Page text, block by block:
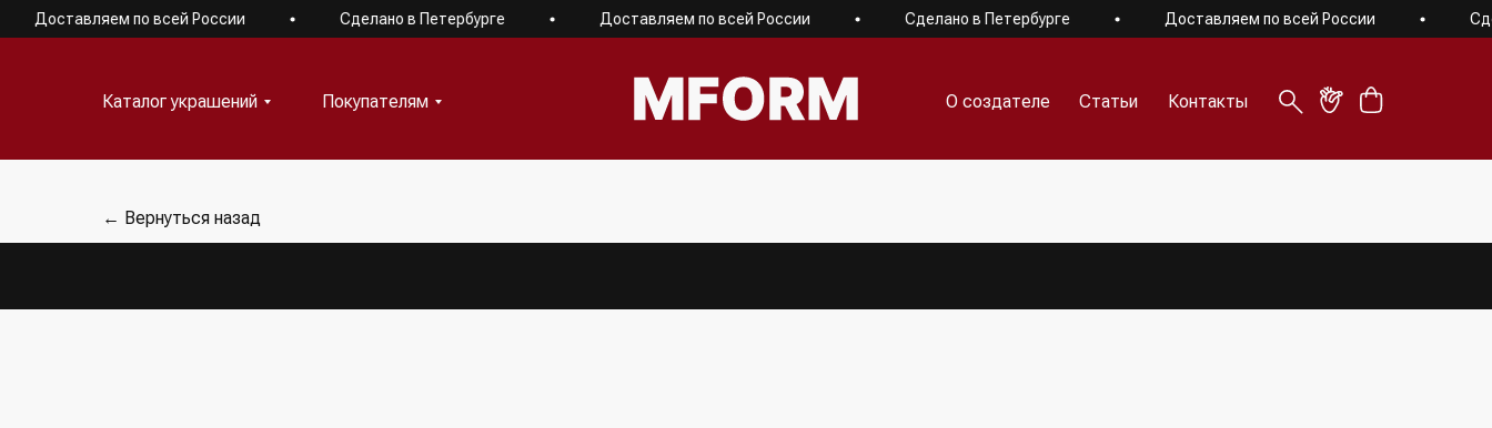
Доставляем по всей России Сделано в Петербурге Доставляем по всей России Сделано в Петербурге Доставляем по всей России
Контакты
Статьи
О создателе
Покупателям
Каталог украшений
← Вернуться назад